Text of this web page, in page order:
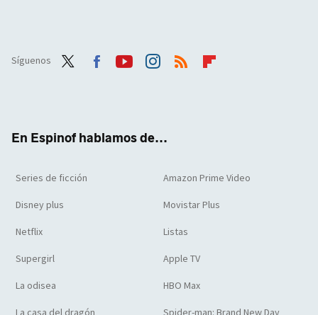
Síguenos
En Espinof hablamos de...
Series de ficción Amazon Prime Video
Disney plus Movistar Plus
Netflix Listas
Supergirl Apple TV
La odisea HBO Max
La casa del dragón Spider-man: Brand New Day